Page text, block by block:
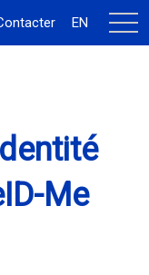
EN
la
Me